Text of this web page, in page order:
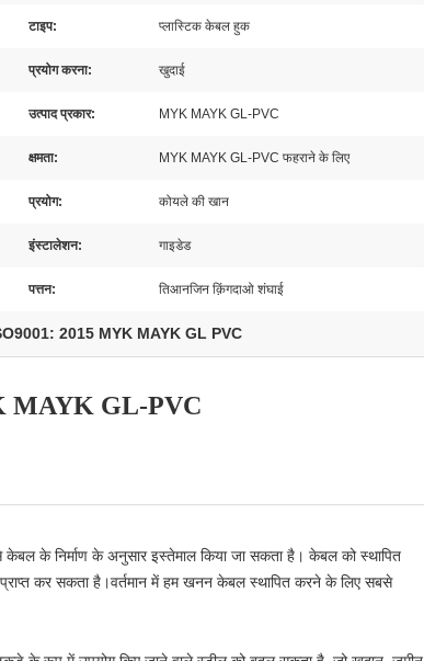
टाइप: प्लास्टिक केबल हुक
प्रयोग करना: खुदाई
उत्पाद प्रकार: MYK MAYK GL-PVC
क्षमता: MYK MAYK GL-PVC फहराने के लिए
प्रयोग: कोयले की खान
इंस्टालेशन: गाइडेड
पत्तन: तिआनजिन क़िंगदाओ शंघाई
2015 MYK MAYK GL PVC
MAYK GL-PVC
के निर्माण के अनुसार इस्तेमाल किया जा सकता है। केबल को स्थापित
कर सकता है।वर्तमान में हम खनन केबल स्थापित करने के लिए सबसे